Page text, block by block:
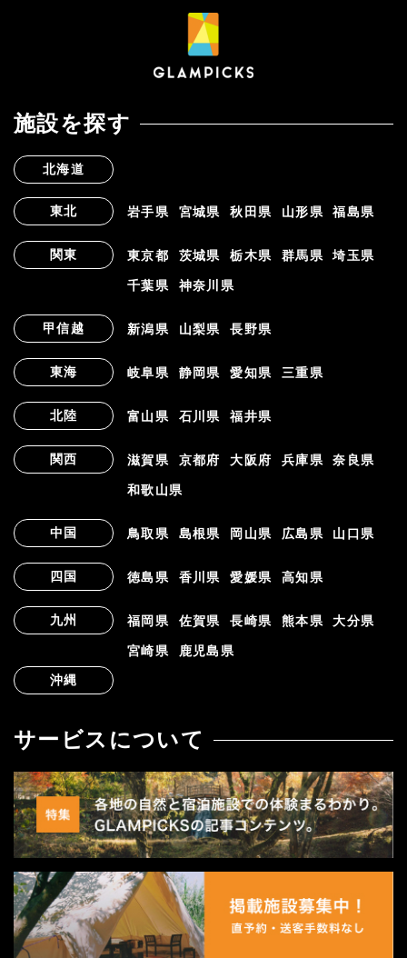
施設を探す
北海道
東北 岩手県 宮城県 秋田県 山形県 福島県
関東 東京都 茨城県 栃木県 群馬県 埼玉県
千葉県 神奈川県
甲信越 新潟県 山梨県 長野県
東海 岐阜県 静岡県 愛知県 三重県
北陸 富山県 石川県 福井県
関西 滋賀県 京都府 大阪府 兵庫県 奈良県
和歌山県
中国 鳥取県 島根県 岡山県 広島県 山口県
四国 徳島県 香川県 愛媛県 高知県
九州 福岡県 佐賀県 長崎県 熊本県 大分県
宮崎県
鹿児島県
沖縄
サービスについて